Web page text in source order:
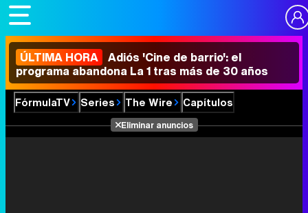
ÚLTIMA HORA Adiós 'Cine de barrio': el
programa abandona La 1 tras más de 30 años
FórmulaTV Series The Wire Capítulos
Eliminar anuncios